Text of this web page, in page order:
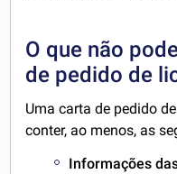
O que não
de pedido de
Uma carta de pedido
conter, ao menos, as
Informações